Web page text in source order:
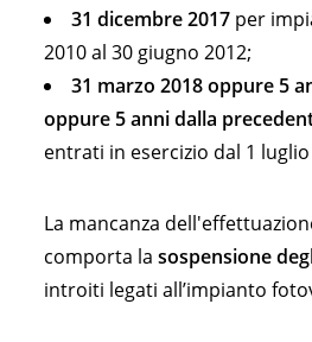
31 dicembre 2017 per
2010 al 30 giugno 2012;
31 marzo 2018 oppure 5
oppure 5 anni dalla
entrati in esercizio dal 1
La mancanza
comporta la sospensione
introiti legati all’impianto